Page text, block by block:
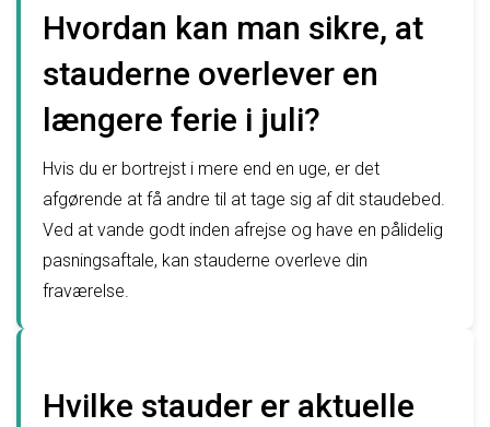
Hvordan kan man sikre, at
stauderne overlever en
længere ferie i juli?
Hvis du er bortrejst i mere end en uge, er det
afgørende at få andre til at tage sig af dit staudebed.
Ved at vande godt inden afrejse og have en pålidelig
pasningsaftale, kan stauderne overleve din
fraværelse.
Hvilke stauder er aktuelle